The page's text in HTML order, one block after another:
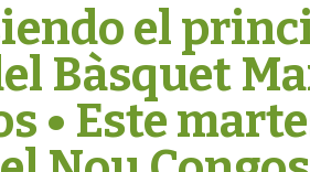
el
Bàsquet
• Este